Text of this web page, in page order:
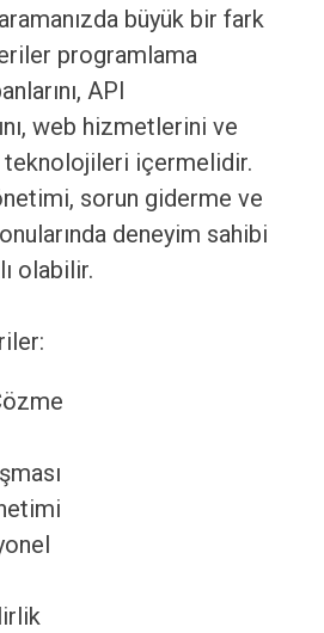
büyük bir fark
programlama
API
web hizmetlerini ve
içermelidir.
sorun giderme ve
deneyim sahibi
olabilir.